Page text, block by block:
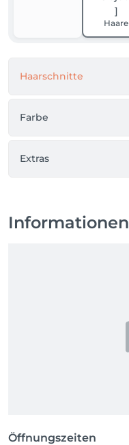
Haare
Haarschnitte
Farbe
Extras
Informationen
Öffnungszeiten